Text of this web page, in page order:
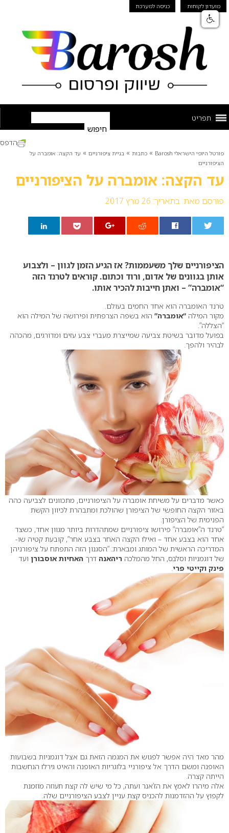
מועדון לקוחות כניסה למערכת
תפריט
פורטל היופי הישראלי Barosh » כתבות » בניית ציפורניים » עד הקצה: אומברה על
הציפורניים
עד הקצה: אומברה על הציפורניים
פורסם מאת: בתאריך: 26 מרץ 2017
הדפס
הציפורניים שלך משעממות? אז הגיע הזמן לגוון – ולצבוע
אותן בגוונים של אדום, ורוד וכתום. קוראים לטרנד הזה
“אומברה” – ואתן חייבות להכיר אותו.
טרנד האומברה הוא אחד החמים בעולם.
מקור המילה “אומברה” הוא בשפה הצרפתית ופירושה של המילה הוא
“הצללה”.
בפועל מדובר בשיטת צביעה שמייצרת מעברי צבע עזים ומדורגים, מהכהה
לבהיר ולהפך.
כאשר מדברים על משיחת אומברה על הציפורניים, מתכוונים לצביעה כהה
באזור הקצה החופשי של הציפורן שהולכת ומתבהרת לכיוון הקשת
הפנימית של הציפורן.
“טרנד ה”אומברה” פירושו ציפורניים שמתהדרות ביותר מגוון אחד, כשצד
אחד הוא בצבע אחד – ואילו הקצה האחר בצבע אחר”, קובעת קטיה שו-
המדריכה הראשית של המותג ומבארת: “הסגנון הזה התפתח על ציפורניהן
של דוגמניות וסלבס, החל מהמלכה ריהאנה דרך האחיות אוסבורן ועד
פינק וקייטי פרי.
מהר מאד היה אפשר לפגוש את המגמה הזאת גם אצל דוגמניות בשבועות
האופנה ומשם הדרך אל ציפורניי בלוגריות האופנה והאיט גירלז הנחשבות
הייתה קצרה.
אלה מיהרו לאמץ את הז’אנר ועתה, כל מי שיש לה קצת תעוזה מוזמנת
לקפוץ על ההזדמנות להכניס קצת עניין לצבע הציפורניים שלה.